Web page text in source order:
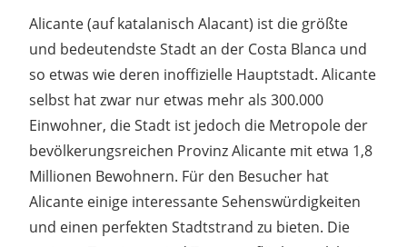
Alicante (auf katalanisch Alacant) ist die größte
und bedeutendste Stadt an der Costa Blanca und
so etwas wie deren inoffizielle Hauptstadt. Alicante
selbst hat zwar nur etwas mehr als 300.000
Einwohner, die Stadt ist jedoch die Metropole der
bevölkerungsreichen Provinz Alicante mit etwa 1,8
Millionen Bewohnern. Für den Besucher hat
Alicante einige interessante Sehenswürdigkeiten
und einen perfekten Stadtstrand zu bieten. Die